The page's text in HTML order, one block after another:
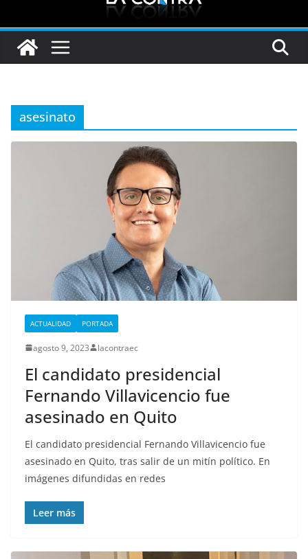
asesinato
ACTUALIDAD PORTADA
agosto 9, 2023 lacontraec
El candidato presidencial
Fernando Villavicencio fue
asesinado en Quito
El candidato presidencial Fernando Villavicencio fue
asesinado en Quito, tras salir de un mitín político. En
imágenes difundidas en redes
Leer más